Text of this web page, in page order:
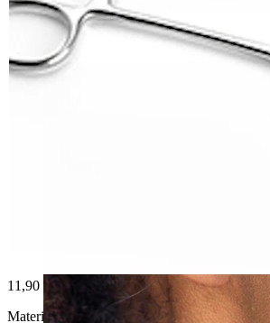
Helix
11,90 €
Materiale:
Acciaio inossidabile